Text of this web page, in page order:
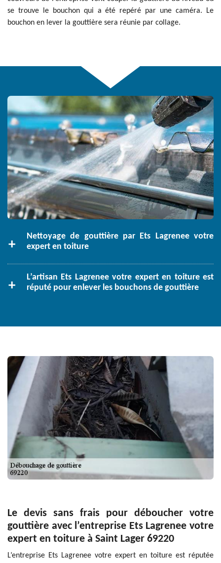
se trouve le bouchon qui a été repéré par une caméra. Le
bouchon en lever la gouttière sera réunie par collage.
Nettoyage de gouttière par Ets Lagrenee votre
expert en toiture
L’artisan Ets Lagrenee votre expert en toiture est
réputé pour enlever les bouchons de gouttière
Le devis sans frais pour déboucher votre
gouttière avec l’entreprise Ets Lagrenee votre
expert en toiture à Saint Lager 69220
L’entreprise Ets Lagrenee votre expert en toiture est réputée